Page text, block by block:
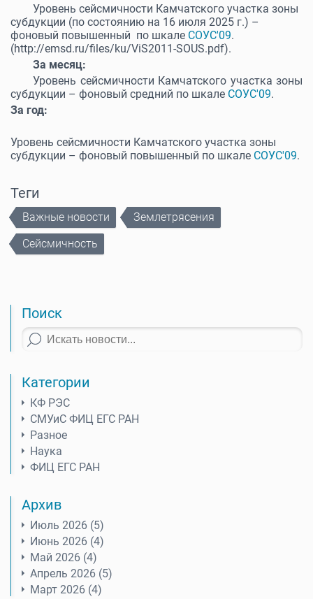
Уровень сейсмичности Камчатского участка зоны
субдукции (по состоянию на 16 июля 2025 г.) –
фоновый повышенный по шкале СОУС'09.
(http://emsd.ru/files/ku/ViS2011-SOUS.pdf).
За месяц:
Уровень сейсмичности Камчатского участка зоны
субдукции – фоновый средний по шкале СОУС'09.
За год:
Уровень сейсмичности Камчатского участка зоны
субдукции – фоновый повышенный по шкале СОУС'09.
Теги
Важные новости
Землетрясения
Сейсмичность
Поиск
Категории
КФ РЭС
СМУиС ФИЦ ЕГС РАН
Разное
Наука
ФИЦ ЕГС РАН
Архив
Июль 2026 (5)
Июнь 2026 (4)
Май 2026 (4)
Апрель 2026 (5)
Март 2026 (4)